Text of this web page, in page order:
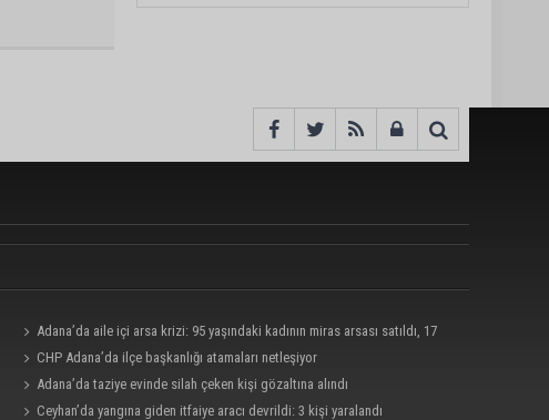
Adana’da aile içi arsa krizi: 95 yaşındaki kadının miras arsası satıldı, 17
milyonun 13 milyonu harcandı
CHP Adana’da ilçe başkanlığı atamaları netleşiyor
Adana’da taziye evinde silah çeken kişi gözaltına alındı
Ceyhan’da yangına giden itfaiye aracı devrildi: 3 kişi yaralandı